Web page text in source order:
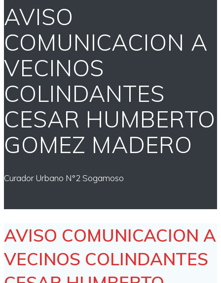
AVISO
COMUNICACION A
VECINOS
COLINDANTES
CESAR HUMBERTO
GOMEZ MADERO
Curador Urbano N°2 Sogamoso
AVISO COMUNICACION A
VECINOS COLINDANTES